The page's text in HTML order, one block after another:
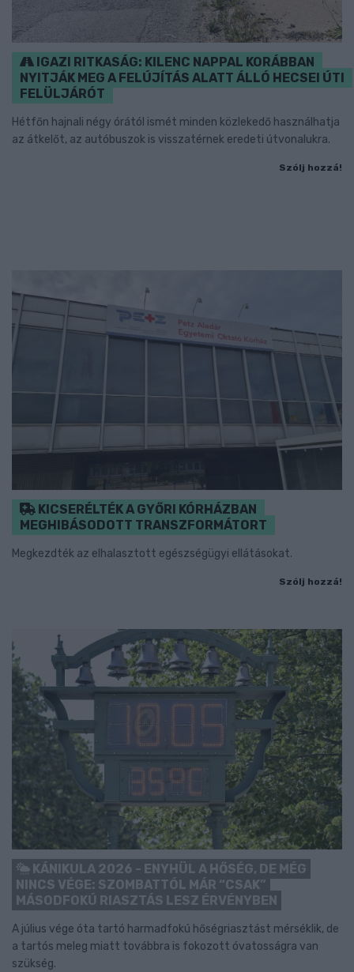
IGAZI RITKASÁG: KILENC NAPPAL KORÁBBAN
NYITJÁK MEG A FELÚJÍTÁS ALATT ÁLLÓ HECSEI ÚTI
FELÜLJÁRÓT
Hétfőn hajnali négy órától ismét minden közlekedő használhatja
az átkelőt, az autóbuszok is visszatérnek eredeti útvonalukra.
Szólj hozzá!
KICSERÉLTÉK A GYŐRI KÓRHÁZBAN
MEGHIBÁSODOTT TRANSZFORMÁTORT
Megkezdték az elhalasztott egészségügyi ellátásokat.
Szólj hozzá!
KÁNIKULA 2026 - ENYHÜL A HŐSÉG, DE MÉG
NINCS VÉGE: SZOMBATTÓL MÁR “CSAK”
MÁSODFOKÚ RIASZTÁS LESZ ÉRVÉNYBEN
A július vége óta tartó harmadfokú hőségriasztást mérséklik, de
a tartós meleg miatt továbbra is fokozott óvatosságra van
szükség.